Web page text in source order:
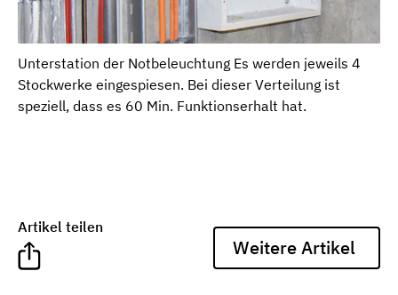
Unterstation der Notbeleuchtung Es werden jeweils 4
Stockwerke eingespiesen. Bei dieser Verteilung ist
speziell, dass es 60 Min. Funktionserhalt hat.
Artikel teilen
Weitere Artikel